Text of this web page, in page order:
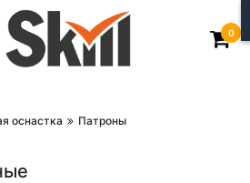
0
оснастка
Патроны